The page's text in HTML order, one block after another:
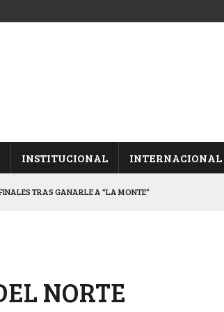
INSTITUCIONAL INTERNACIONAL
TRAS GANARLE A “LA MONTE”
OCHEROV
NORTE